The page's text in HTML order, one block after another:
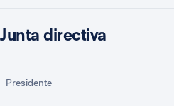
Junta directiva
Presidente